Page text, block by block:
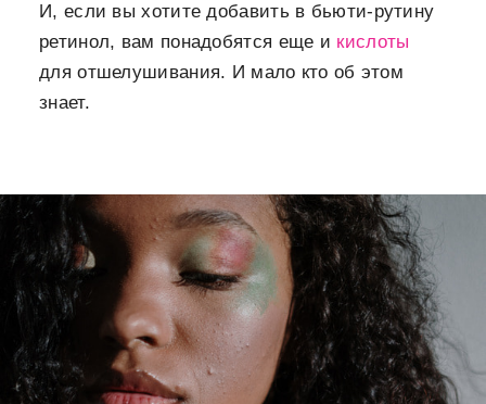
И, если вы хотите добавить в бьюти-рутину
ретинол, вам понадобятся еще и кислоты
для отшелушивания. И мало кто об этом
знает.